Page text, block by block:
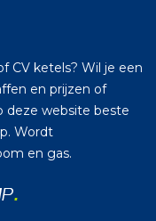
CV ketels? Wil je een
en prijzen of
deze website beste
Wordt
en gas.